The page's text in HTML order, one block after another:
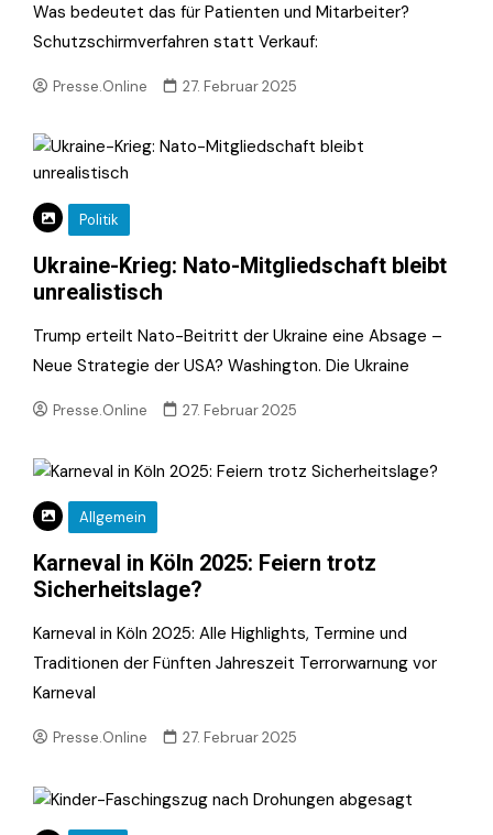
Was bedeutet das für Patienten und Mitarbeiter?
Schutzschirmverfahren statt Verkauf:
Presse.Online 27. Februar 2025
Politik
Ukraine-Krieg: Nato-Mitgliedschaft bleibt
unrealistisch
Trump erteilt Nato-Beitritt der Ukraine eine Absage –
Neue Strategie der USA? Washington. Die Ukraine
Presse.Online 27. Februar 2025
Allgemein
Karneval in Köln 2025: Feiern trotz
Sicherheitslage?
Karneval in Köln 2025: Alle Highlights, Termine und
Traditionen der Fünften Jahreszeit Terrorwarnung vor
Karneval
Presse.Online 27. Februar 2025